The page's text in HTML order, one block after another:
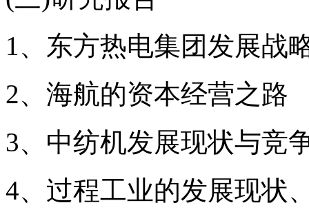
1、东方热电集团发展战
2、海航的资本经营之路
3、中纺机发展现状与竞
4、过程工业的发展现状